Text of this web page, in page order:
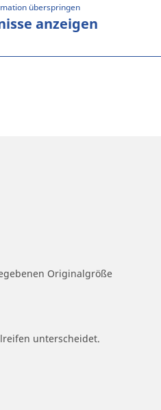
überspringen
anzeigen
Originalgröße
unterscheidet.